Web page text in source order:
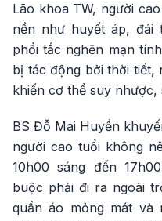
Lão khoa TW, người
nền như huyết áp, đái
phổi tắc nghẽn mạn
bị tác động bởi thời tiết,
khiến cơ thể suy
BS Đỗ Mai Huyền
người cao tuổi không
10h00 sáng đến
buộc phải đi ra ngoài
quần áo mỏng mát và